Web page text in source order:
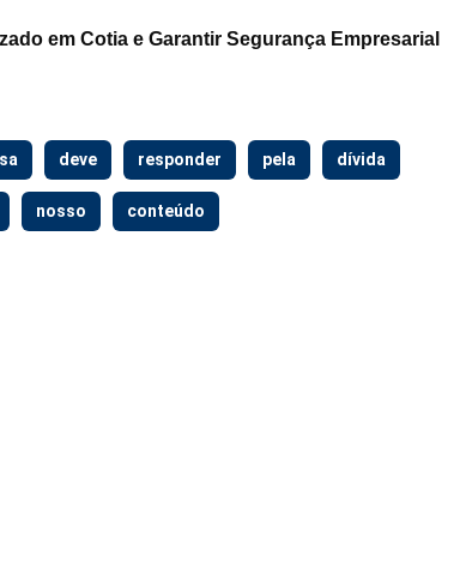
em Cotia e Garantir Segurança Empresarial
deve responder pela dívida
nosso conteúdo